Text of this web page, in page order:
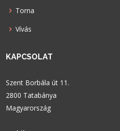
Torna
Vívás
KAPCSOLAT
Szent Borbála út 11.
2800 Tatabánya
Magyarország